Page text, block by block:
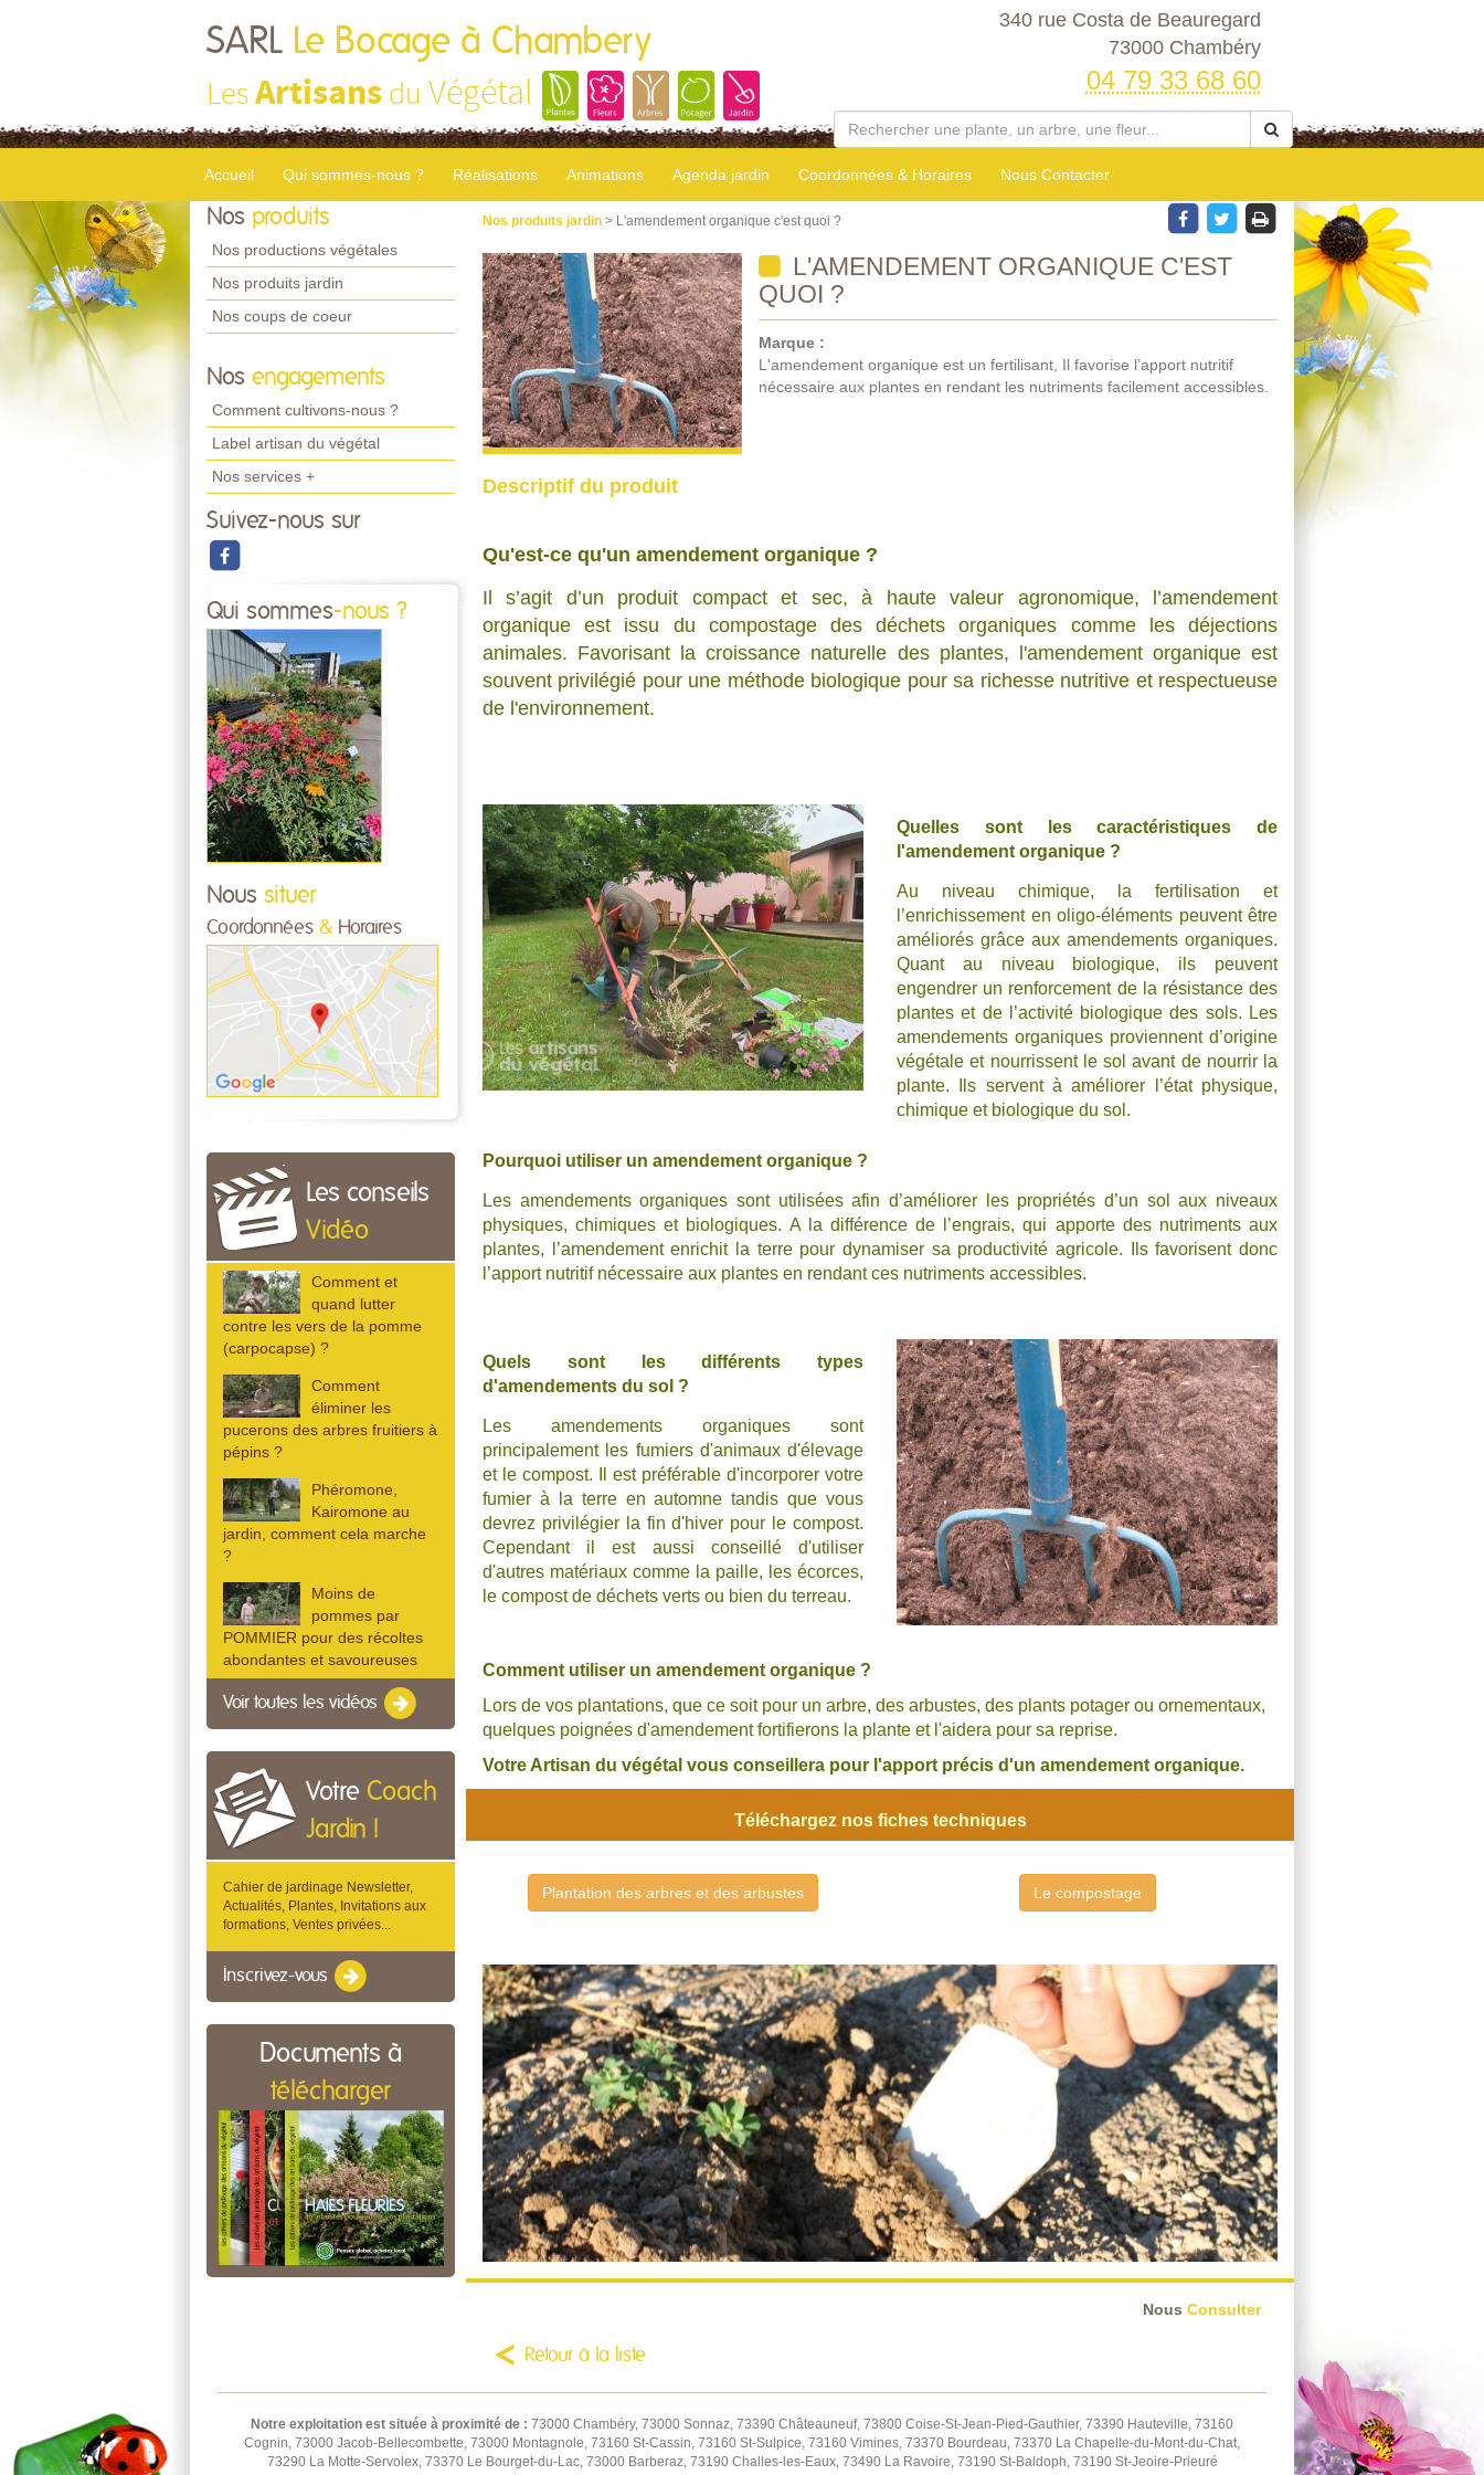
SARL Le Bocage à Chambery
LesArtisans du Végétal
340 rue Costa de Beauregard
73000 Chambéry
04 79 33 68 60
Accueil Qui sommes-nous ? Réalisations Animations Agenda jardin Coordonnées & Horaires Nous Contacter
Nos produits
Nos productions végétales
Nos produits jardin
Nos coups de coeur
Nos engagements
Comment cultivons-nous ?
Label artisan du végétal
Nos services +
Suivez-nous sur
Qui sommes-nous ?
Nous situer
Coordonnées & Horaires
Les conseils
Vidéo
Comment et
quand lutter
contre les vers de la pomme
(carpocapse) ?
Comment
éliminer les
pucerons des arbres fruitiers à
pépins ?
Phéromone,
Kairomone au
jardin, comment cela marche
?
Moins de
pommes par
POMMIER pour des récoltes
abondantes et savoureuses
Voir toutes les vidéos
Votre Coach
Jardin !
Cahier de jardinage Newsletter,
Actualités, Plantes, Invitations aux
formations, Ventes privées...
Inscrivez-vous
Documents à
télécharger
Nos produits jardin > L'amendement organique c'est quoi ?
L'AMENDEMENT ORGANIQUE C'EST
QUOI ?
Marque :
L'amendement organique est un fertilisant, Il favorise l’apport nutritif
nécessaire aux plantes en rendant les nutriments facilement accessibles.
Descriptif du produit
Qu'est-ce qu'un amendement organique ?
Il s’agit d’un produit compact et sec, à haute valeur agronomique, l’amendement
organique est issu du compostage des déchets organiques comme les déjections
animales. Favorisant la croissance naturelle des plantes, l'amendement organique est
souvent privilégié pour une méthode biologique pour sa richesse nutritive et respectueuse
de l'environnement.
Quelles sont les caractéristiques de
l'amendement organique ?
Au niveau chimique, la fertilisation et
l’enrichissement en oligo-éléments peuvent être
améliorés grâce aux amendements organiques.
Quant au niveau biologique, ils peuvent
engendrer un renforcement de la résistance des
plantes et de l’activité biologique des sols. Les
amendements organiques proviennent d’origine
végétale et nourrissent le sol avant de nourrir la
plante. Ils servent à améliorer l’état physique,
chimique et biologique du sol.
Pourquoi utiliser un amendement organique ?
Les amendements organiques sont utilisées afin d’améliorer les propriétés d’un sol aux niveaux
physiques, chimiques et biologiques. A la différence de l’engrais, qui apporte des nutriments aux
plantes, l’amendement enrichit la terre pour dynamiser sa productivité agricole. Ils favorisent donc
l’apport nutritif nécessaire aux plantes en rendant ces nutriments accessibles.
Quels sont les différents types
d'amendements du sol ?
Les amendements organiques sont
principalement les fumiers d'animaux d'élevage
et le compost. Il est préférable d'incorporer votre
fumier à la terre en automne tandis que vous
devrez privilégier la fin d'hiver pour le compost.
Cependant il est aussi conseillé d'utiliser
d'autres matériaux comme la paille, les écorces,
le compost de déchets verts ou bien du terreau.
Comment utiliser un amendement organique ?
Lors de vos plantations, que ce soit pour un arbre, des arbustes, des plants potager ou ornementaux,
quelques poignées d'amendement fortifierons la plante et l'aidera pour sa reprise.
Votre Artisan du végétal vous conseillera pour l'apport précis d'un amendement organique.
Téléchargez nos fiches techniques
Plantation des arbres et des arbustes Le compostage
Nous Consulter
Retour à la liste
Notre exploitation est située à proximité de : 73000 Chambéry, 73000 Sonnaz, 73390 Châteauneuf, 73800 Coise-St-Jean-Pied-Gauthier, 73390 Hauteville, 73160
Cognin, 73000 Jacob-Bellecombette, 73000 Montagnole, 73160 St-Cassin, 73160 St-Sulpice, 73160 Vimines, 73370 Bourdeau, 73370 La Chapelle-du-Mont-du-Chat,
73290 La Motte-Servolex, 73370 Le Bourget-du-Lac, 73000 Barberaz, 73190 Challes-les-Eaux, 73490 La Ravoire, 73190 St-Baldoph, 73190 St-Jeoire-Prieuré